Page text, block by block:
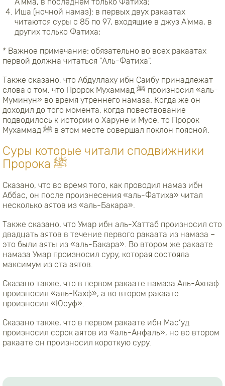
Иша (ночной намаз): в первых двух ракаатах
читаются суры с 85 по 97, входящие в джуз А'мма, в
других только Фатиха;
* Важное примечание: обязательно во всех ракаатах
первой должна читаться "Аль-Фатиха".
Также сказано, что Абдуллаху ибн Саибу принадлежат
слова о том, что Пророк Мухаммад ﷺ произносил «аль-
Муминун» во время утреннего намаза. Когда же он
доходил до того момента, когда повествование
подводилось к истории о Харуне и Мусе, то Пророк
Мухаммад ﷺ в этом месте совершал поклон поясной.
Суры которые читали сподвижники
Пророка ﷺ
Сказано, что во время того, как проводил намаз ибн
Аббас, он после произнесения «аль-Фатиха» читал
несколько аятов из «аль-Бакара».
Также сказано, что Умар ибн аль-Хаттаб произносил сто
двадцать аятов в течение первого ракаата из намаза –
это были аяты из «аль-Бакара». Во втором же ракаате
намаза Умар произносил суру, которая состояла
максимум из ста аятов.
Сказано также, что в первом ракаате намаза Аль-Ахнаф
произносил «аль-Кахф», а во втором ракаате
произносил «Юсуф».
Сказано также, что в первом ракаате ибн Мас‘уд
произносил сорок аятов из «аль-Анфаль», но во втором
ракаате он произносил короткую суру.